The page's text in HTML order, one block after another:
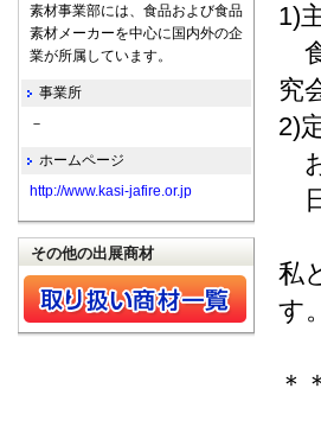
1)
究
2)
私
す。
＊
素材事業部には、食品および食品
素材メーカーを中心に国内外の企
業が所属しています。
事業所
－
ホームページ
http://www.kasi-jafire.or.jp
その他の出展商材